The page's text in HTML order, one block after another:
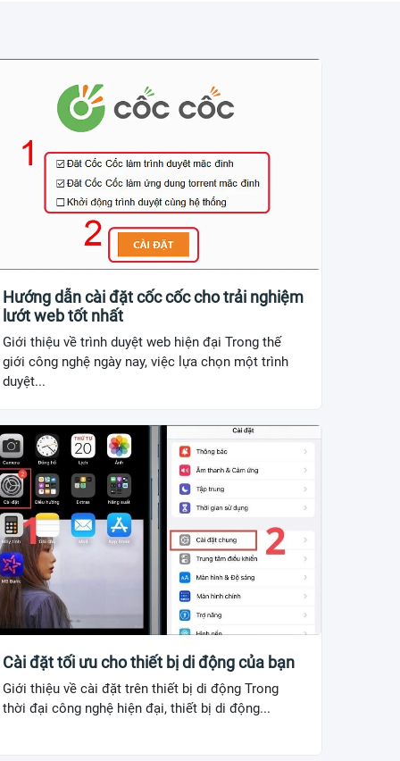
Hướng dẫn cài đặt cốc cốc cho trải nghiệm
lướt web tốt nhất
Giới thiệu về trình duyệt web hiện đại Trong thế
giới công nghệ ngày nay, việc lựa chọn một trình
duyệt...
Cài đặt tối ưu cho thiết bị di động của bạn
Giới thiệu về cài đặt trên thiết bị di động Trong
thời đại công nghệ hiện đại, thiết bị di động...